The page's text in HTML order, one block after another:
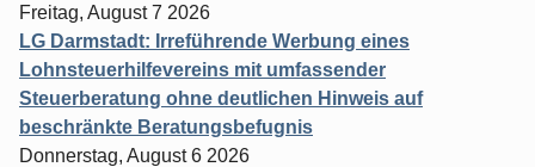
Freitag, August 7 2026
LG Darmstadt: Irreführende Werbung eines
Lohnsteuerhilfevereins mit umfassender
Steuerberatung ohne deutlichen Hinweis auf
beschränkte Beratungsbefugnis
Donnerstag, August 6 2026